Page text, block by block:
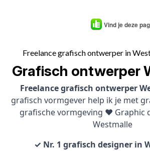
Vind je deze
Freelance grafisch ontwerper in
Grafisch ontwerper
Freelance grafisch ontwerper
grafisch vormgever help ik je met
grafische vormgeving ♥ Graphic
Westmalle
✓ Nr. 1 grafisch designer in